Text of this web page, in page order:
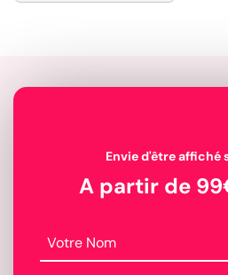
Envie d'être affiché
A partir de